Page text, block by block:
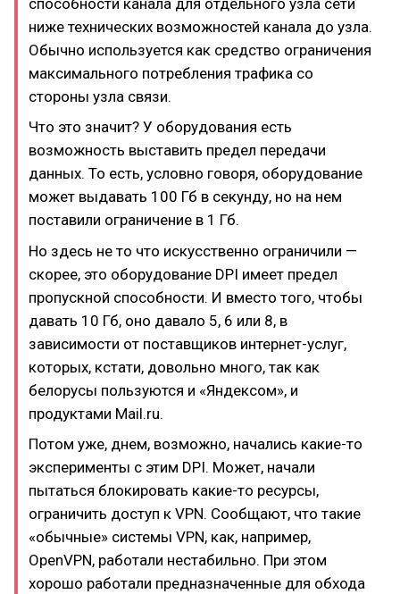
ниже технических возможностей канала до узла.
Обычно используется как средство ограничения
максимального потребления трафика со
стороны узла связи.
Что это значит? У оборудования есть
возможность выставить предел передачи
данных. То есть, условно говоря, оборудование
может выдавать 100 Гб в секунду, но на нем
поставили ограничение в 1 Гб.
Но здесь не то что искусственно ограничили —
скорее, это оборудование DPI имеет предел
пропускной способности. И вместо того, чтобы
давать 10 Гб, оно давало 5, 6 или 8, в
зависимости от поставщиков интернет-услуг,
которых, кстати, довольно много, так как
белорусы пользуются и «Яндексом», и
продуктами Mail.ru.
Потом уже, днем, возможно, начались какие-то
эксперименты с этим DPI. Может, начали
пытаться блокировать какие-то ресурсы,
ограничить доступ к VPN. Сообщают, что такие
«обычные» системы VPN, как, например,
OpenVPN, работали нестабильно. При этом
хорошо работали предназначенные для обхода